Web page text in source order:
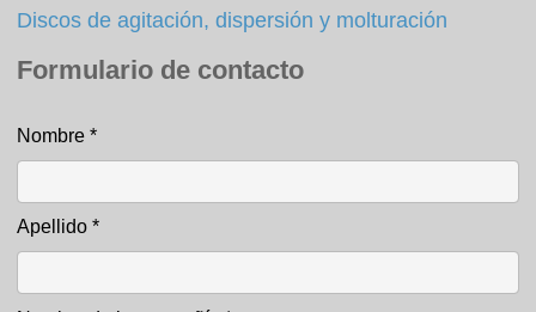
Discos de agitación, dispersión y molturación
Formulario de contacto
Formulario de contacto
Nombre *
Apellido *